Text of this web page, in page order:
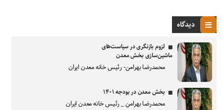
دیدگاه
لزوم بازنگری در سیاست‌های
ماشین‌سازی بخش معدن
محمدرضا بهرامن- رئیس خانه معدن ایران
بخش معدن در بودجه ۱۴۰۱
محمدرضا بهرامن _ رئیس خانه معدن ایران